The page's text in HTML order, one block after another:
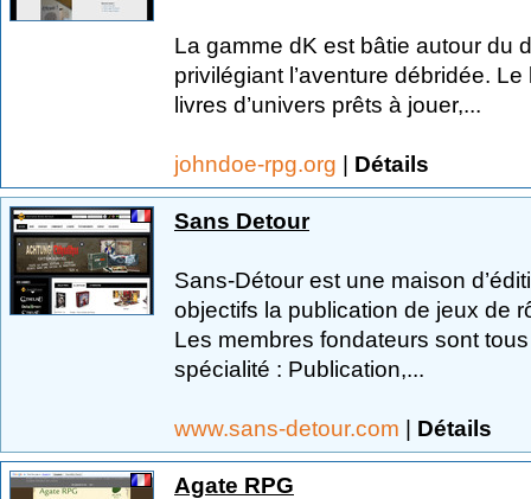
La gamme dK est bâtie autour du
privilégiant l’aventure débridée.
livres d’univers prêts à jouer,...
johndoe-rpg.org | Détails
Sans Detour
Sans-Détour est une maison
objectifs la publication de jeux de
Les membres fondateurs sont
spécialité : Publication,...
www.sans-detour.com | Détails
Agate RPG